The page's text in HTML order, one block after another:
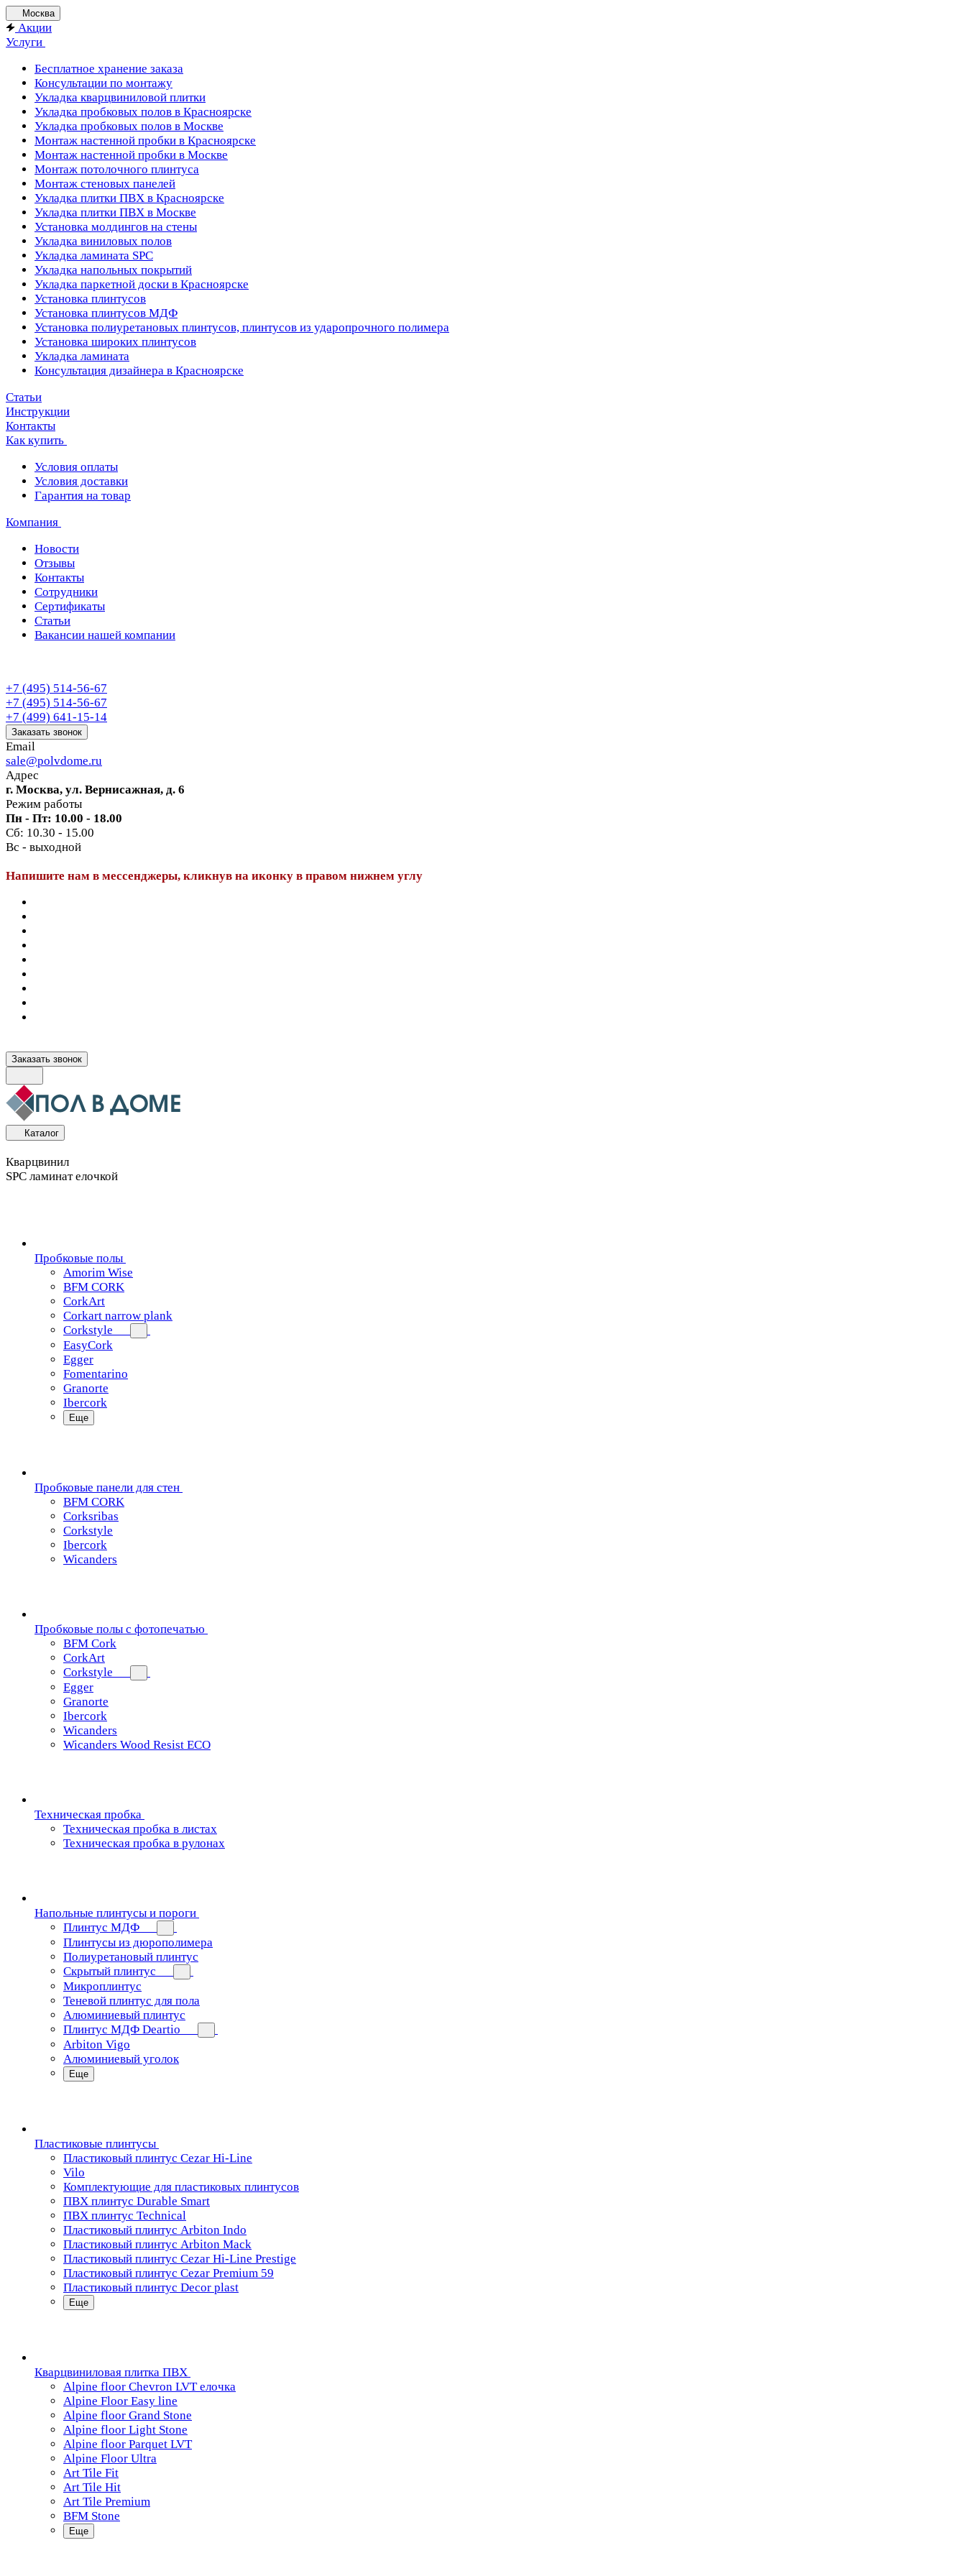
Москва
Акции
Услуги
Бесплатное хранение заказа
Консультации по монтажу
Укладка кварцвиниловой плитки
Укладка пробковых полов в Красноярске
Укладка пробковых полов в Москве
Монтаж настенной пробки в Красноярске
Монтаж настенной пробки в Москве
Монтаж потолочного плинтуса
Монтаж стеновых панелей
Укладка плитки ПВХ в Красноярске
Укладка плитки ПВХ в Москве
Установка молдингов на стены
Укладка виниловых полов
Укладка ламината SPC
Укладка напольных покрытий
Укладка паркетной доски в Красноярске
Установка плинтусов
Установка плинтусов МДФ
Установка полиуретановых плинтусов, плинтусов из ударопрочного полимера
Установка широких плинтусов
Укладка ламината
Консультация дизайнера в Красноярске
Статьи
Инструкции
Контакты
Как купить
Условия оплаты
Условия доставки
Гарантия на товар
Компания
Новости
Отзывы
Контакты
Сотрудники
Сертификаты
Статьи
Вакансии нашей компании
+7 (495) 514-56-67
+7 (495) 514-56-67
+7 (499) 641-15-14
Заказать звонок
Email
sale@polvdome.ru
Адрес
г. Москва, ул. Вернисажная, д. 6
Режим работы
Пн - Пт: 10.00 - 18.00
Сб: 10.30 - 15.00
Вс - выходной
Напишите нам в мессенджеры, кликнув на иконку в правом нижнем углу
Заказать звонок
Каталог
Кварцвинил
SPC ламинат елочкой
Пробковые полы
Amorim Wise
BFM CORK
CorkArt
Corkart narrow plank
Corkstyle
EasyCork
Egger
Fomentarino
Granorte
Ibercork
Еще
Пробковые панели для стен
BFM CORK
Corksribas
Corkstyle
Ibercork
Wicanders
Пробковые полы с фотопечатью
BFM Cork
CorkArt
Corkstyle
Egger
Granorte
Ibercork
Wicanders
Wicanders Wood Resist ECO
Техническая пробка
Техническая пробка в листах
Техническая пробка в рулонах
Напольные плинтусы и пороги
Плинтус МДФ
Плинтусы из дюрополимера
Полиуретановый плинтус
Скрытый плинтус
Микроплинтус
Теневой плинтус для пола
Алюминиевый плинтус
Плинтус МДФ Deartio
Arbiton Vigo
Алюминиевый уголок
Еще
Пластиковые плинтусы
Пластиковый плинтус Cezar Hi-Line
Vilo
Комплектующие для пластиковых плинтусов
ПВХ плинтус Durable Smart
ПВХ плинтус Technical
Пластиковый плинтус Arbiton Indo
Пластиковый плинтус Arbiton Mack
Пластиковый плинтус Cezar Hi-Line Prestige
Пластиковый плинтус Cezar Premium 59
Пластиковый плинтус Decor plast
Еще
Кварцвиниловая плитка ПВХ
Alpine floor Chevron LVT елочка
Alpine Floor Easy line
Alpine floor Grand Stone
Alpine floor Light Stone
Alpine floor Parquet LVT
Alpine Floor Ultra
Art Tile Fit
Art Tile Hit
Art Tile Premium
BFM Stone
Еще